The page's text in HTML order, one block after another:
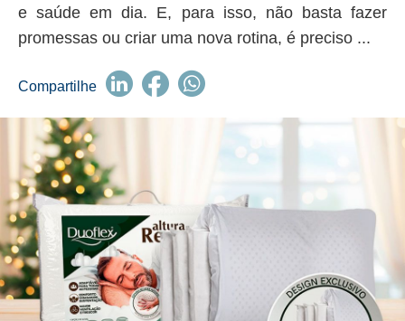
e saúde em dia. E, para isso, não basta fazer
promessas ou criar uma nova rotina, é preciso ...
Compartilhe